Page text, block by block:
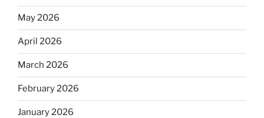
May 2026
April 2026
March 2026
February 2026
January 2026